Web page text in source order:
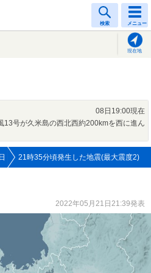
検索 メニュー
現在地
08日19:00現在
13号が久米島の西北西約200kmを西に進ん
21時35分頃発生した地震(最大震度2)
2022年05月21日21:39発表